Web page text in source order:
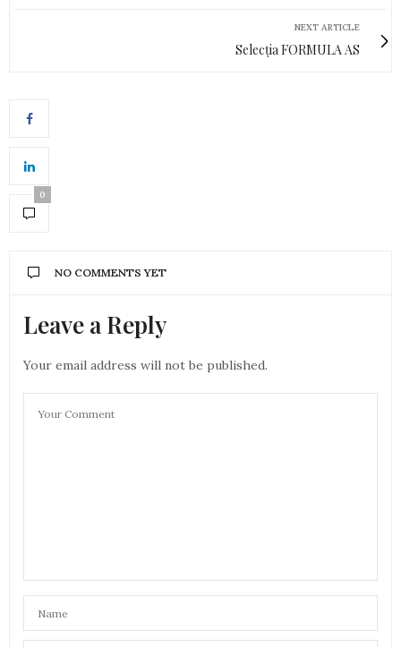
NEXT ARTICLE
Selecția FORMULA AS
0
NO COMMENTS YET
Leave a Reply
Your email address will not be published.